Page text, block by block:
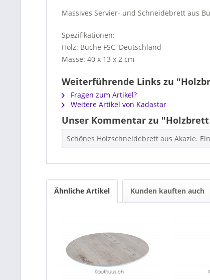
Massives Servier- und Schneidebrett aus
Spezifikationen:
Holz: Buche FSC, Deutschland
Masse: 40 x 13 x 2 cm
Weiterführende Links zu
Fragen zum Artikel?
Weitere Artikel von Kadastar
Unser Kommentar zu
Schönes Holzschneidebrett aus Akazie.
Ähnliche Artikel Kunden kauften auch